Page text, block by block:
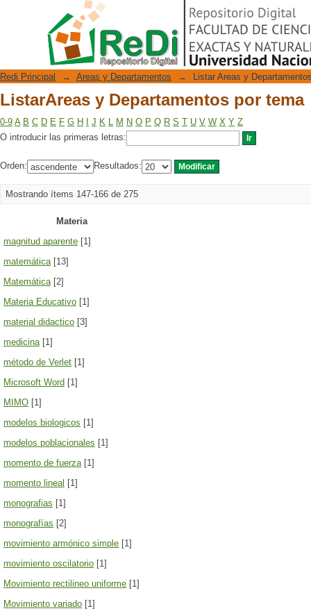
ListarAreas y Departamentos por tema
Repositorio Digital
Redi Principal → Areas y Departamentos → Listar Areas y
ListarAreas y Departamentos por tema
0-9 A B C D E F G H J K L M N O P Q R S T U V W X Y Z
O introducir las primeras letras:
Orden: Resultados:
Mostrando ítems 147-166 de 275
Materia
magnitud aparente [1]
matemática[13]
Matemática[2]
Materia Educativo [1]
material didactico [3]
medicina[1]
método de Verlet [1]
Microsoft Word [1]
MIMO [1]
modelos biologicos [1]
modelos poblacionales [1]
momento de fuerza[1]
momento lineal [1]
monografias [1]
monografías [2]
movimiento armónico simple [1]
movimiento oscilatorio [1]
Movimiento rectilineo uniforme [1]
Movimiento variado [1]